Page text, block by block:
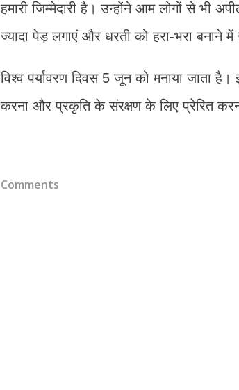
हमारी जिम्मेदारी है। उन्होंने आम लोगों से भी
ज्यादा पेड़ लगाएं और धरती को हरा-भरा बनाने
विश्व पर्यावरण दिवस 5 जून को मनाया जाता
करना और प्रकृति के संरक्षण के लिए प्रेरित
Comments